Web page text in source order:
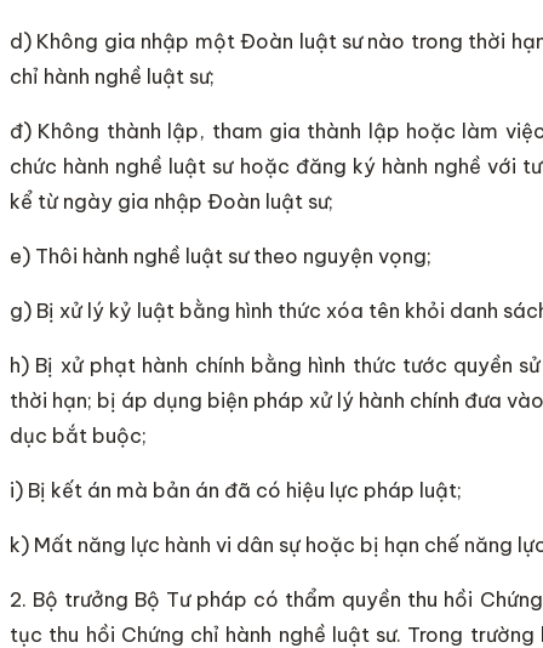
d) Không gia nhập một Đoàn luật sư nào trong thời
chỉ hành nghề luật sư;
đ) Không thành lập, tham gia thành lập hoặc làm
chức hành nghề luật sư hoặc đăng ký hành nghề với
kể từ ngày gia nhập Đoàn luật sư;
e) Thôi hành nghề luật sư theo nguyện vọng;
g) Bị xử lý kỷ luật bằng hình thức xóa tên khỏi danh
h) Bị xử phạt hành chính bằng hình thức tước quyền
thời hạn; bị áp dụng biện pháp xử lý hành chính đưa
dục bắt buộc;
i) Bị kết án mà bản án đã có hiệu lực pháp luật;
k) Mất năng lực hành vi dân sự hoặc bị hạn chế năng
2. Bộ trưởng Bộ Tư pháp có thẩm quyền thu hồi
tục thu hồi Chứng chỉ hành nghề luật sư. Trong